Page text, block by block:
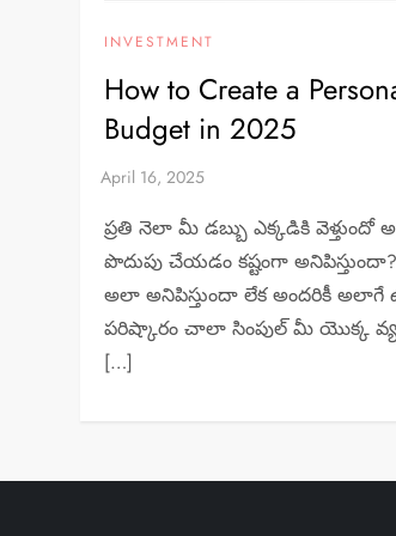
INVESTMENT
How to Create a
Budget in 2025
ప్రతి నెలా మీ డబ్బు ఎక్కడికి వెళ్తుందో
పొదుపు చేయడం కష్టంగా
అలా అనిపిస్తుందా లేక అందరికీ అలాగే
పరిష్కారం చాలా సింపుల్ మీ యొక్క
[…]